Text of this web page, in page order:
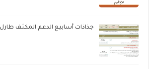
جذاذات أسابيع الدعم المكثف